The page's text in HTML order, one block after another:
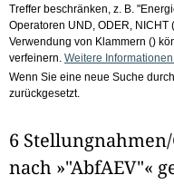
Treffer beschränken, z. B.
Operatoren UND, ODER,
Verwendung von Klammern ()
verfeinern. Weitere
Wenn Sie eine neue Suche
zurückgesetzt.
6
nach »"AbfAEV"«